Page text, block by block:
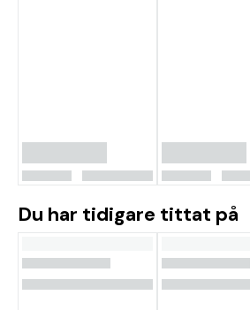
Du har tidigare tittat på